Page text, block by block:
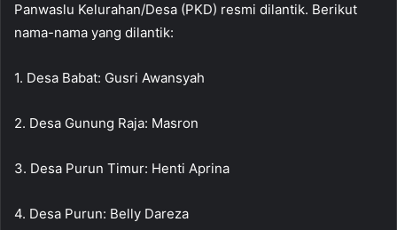
Panwaslu Kelurahan/Desa (PKD) resmi dilantik. Berikut
nama-nama yang dilantik:
1. Desa Babat: Gusri Awansyah
2. Desa Gunung Raja: Masron
3. Desa Purun Timur: Henti Aprina
4. Desa Purun: Belly Dareza